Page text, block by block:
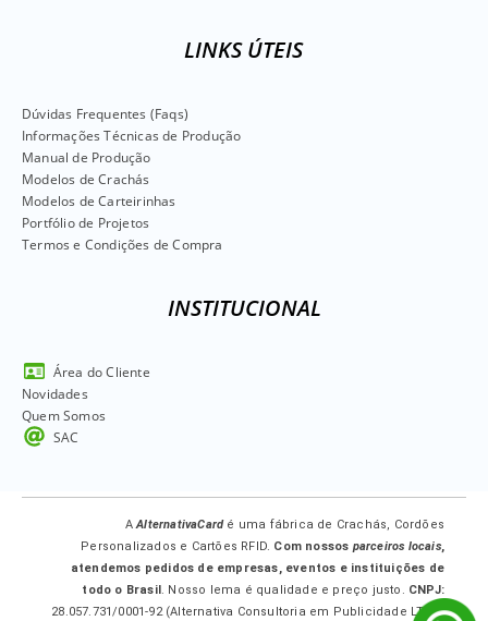
LINKS ÚTEIS
Dúvidas Frequentes (Faqs)
Informações Técnicas de Produção
Manual de Produção
Modelos de Crachás
Modelos de Carteirinhas
Portfólio de Projetos
Termos e Condições de Compra
INSTITUCIONAL
Área do Cliente
Novidades
Quem Somos
SAC
AAlternativaCardé uma fábrica de Crachás, Cordões
Personalizados e Cartões RFID. Com nossos parceiros locais,
atendemos pedidos de empresas, eventos e instituições de
todo o Brasil. Nosso lema é qualidade e preço justo. CNPJ:
28.057.731/0001-92 (Alternativa Consultoria em Publicidade LTDA-